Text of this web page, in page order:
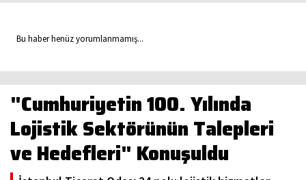
Bu haber henüz yorumlanmamış...
"Cumhuriyetin 100. Yılında
Lojistik Sektörünün Talepleri
ve Hedefleri" Konuşuldu